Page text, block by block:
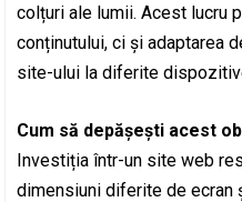
colțuri ale lumii. Acest lucru
conținutului, ci și adaptarea
site-ului la diferite
Cum să depășești acest
Investiția într-un site web
dimensiuni diferite de ecran